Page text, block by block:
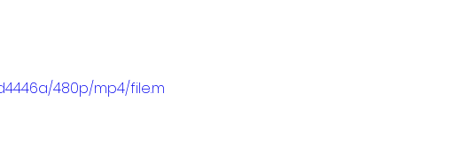
480p/mp4/file.m